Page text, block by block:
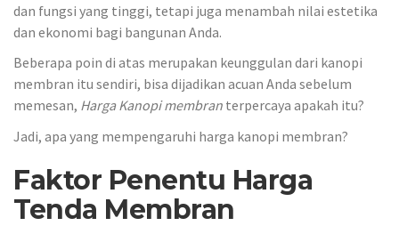
dan fungsi yang tinggi, tetapi juga menambah nilai estetika
dan ekonomi bagi bangunan Anda.
Beberapa poin di atas merupakan keunggulan dari kanopi
membran itu sendiri, bisa dijadikan acuan Anda sebelum
memesan, Harga Kanopi membran terpercaya apakah itu?
Jadi, apa yang mempengaruhi harga kanopi membran?
Faktor Penentu Harga
Tenda Membran